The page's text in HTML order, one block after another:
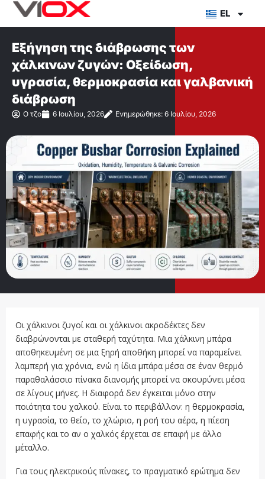
Μετάβαση
EL
Εξήγηση της διάβρωσης των
χάλκινων ζυγών: Οξείδωση,
υγρασία, θερμοκρασία και γαλβανική
διάβρωση
Ο τζο 6 Ιουλίου, 2026 Ενημερώθηκε: 6 Ιουλίου, 2026
Οι χάλκινοι ζυγοί και οι χάλκινοι ακροδέκτες δεν
διαβρώνονται με σταθερή ταχύτητα. Μια χάλκινη μπάρα
αποθηκευμένη σε μια ξηρή αποθήκη μπορεί να παραμείνει
λαμπερή για χρόνια, ενώ η ίδια μπάρα μέσα σε έναν θερμό
παραθαλάσσιο πίνακα διανομής μπορεί να σκουρύνει μέσα
σε λίγους μήνες. Η διαφορά δεν έγκειται μόνο στην
ποιότητα του χαλκού. Είναι το περιβάλλον: η θερμοκρασία,
η υγρασία, το θείο, το χλώριο, η ροή του αέρα, η πίεση
επαφής και το αν ο χαλκός έρχεται σε επαφή με άλλο
μέταλλο.
Για τους ηλεκτρικούς πίνακες, το πραγματικό ερώτημα δεν